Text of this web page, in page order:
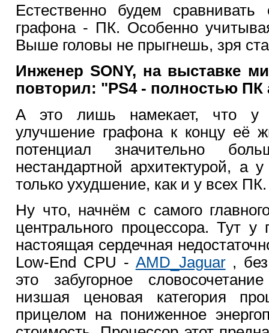
Естественно будем
графона - ПК. Особенно
Выше головы не прыгнешь, зря
Инженер SONY, на выставке
повторил: "PS4 - полностью ПК
А это лишь намекает, что у
улучшение графона к концу её
потенциал значительно
нестандартной архитектурой, а
только ухудшение, как и у всех ПК.
Ну что, начнём с самого
центрального процессора. Тут у
настоящая сердечная
Low-End CPU - AMD_Jaguar, без
это забугорное
низшая ценовая категория
прицелом на пониженное